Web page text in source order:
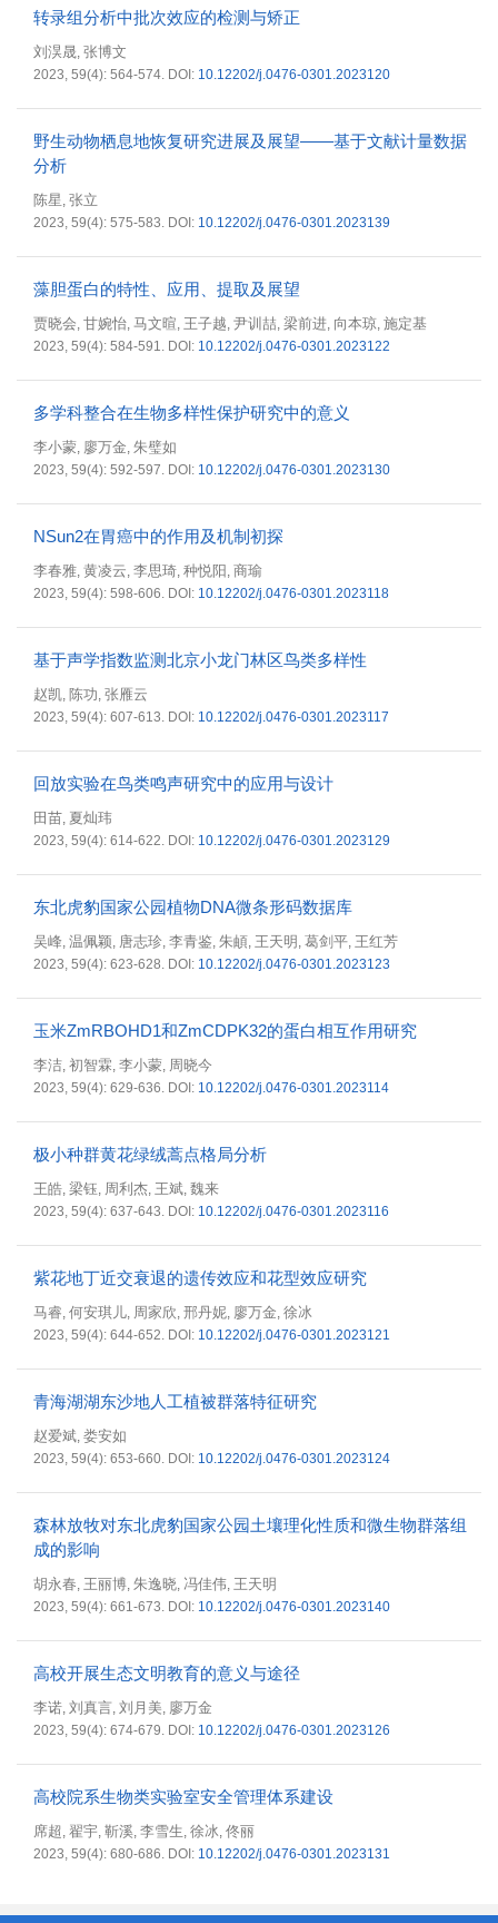
转录组分析中批次效应的检测与矫正
刘淏晟, 张博文
2023, 59(4): 564-574. DOI: 10.12202/j.0476-0301.2023120
野生动物栖息地恢复研究进展及展望——基于文献计量数据
分析
陈星 , 张立
2023, 59(4): 575-583. DOI: 10.12202/j.0476-0301.2023139
藻胆蛋白的特性、应用、提取及展望
贾晓会, 甘婉怡, 马文暄, 王子越, 尹训喆, 梁前进, 向本琼, 施定基
2023, 59(4): 584-591. DOI: 10.12202/j.0476-0301.2023122
多学科整合在生物多样性保护研究中的意义
李小蒙, 廖万金, 朱璧如
2023, 59(4): 592-597. DOI: 10.12202/j.0476-0301.2023130
NSun2在胃癌中的作用及机制初探
李春雅, 黄凌云, 李思琦, 种悦阳 , 商瑜
2023, 59(4): 598-606. DOI: 10.12202/j.0476-0301.2023118
基于声学指数监测北京小龙门林区鸟类多样性
赵凯, 陈功, 张雁云
2023, 59(4): 607-613. DOI: 10.12202/j.0476-0301.2023117
回放实验在鸟类鸣声研究中的应用与设计
田苗, 夏灿玮
2023, 59(4): 614-622. DOI: 10.12202/j.0476-0301.2023129
东北虎豹国家公园植物DNA微条形码数据库
吴峰, 温佩颖, 唐志珍, 李青鉴, 朱頔, 王天明 , 葛剑平, 王红芳
2023, 59(4): 623-628. DOI: 10.12202/j.0476-0301.2023123
玉米ZmRBOHD1和ZmCDPK32的蛋白相互作用研究
李洁, 初智霖, 李小蒙, 周晓今
2023, 59(4): 629-636. DOI: 10.12202/j.0476-0301.2023114
极小种群黄花绿绒蒿点格局分析
王皓, 梁钰, 周利杰, 王斌, 魏来
2023, 59(4): 637-643. DOI: 10.12202/j.0476-0301.2023116
紫花地丁近交衰退的遗传效应和花型效应研究
马睿, 何安琪儿, 周家欣, 邢丹妮, 廖万金, 徐冰
2023, 59(4): 644-652. DOI: 10.12202/j.0476-0301.2023121
青海湖湖东沙地人工植被群落特征研究
赵爱斌, 娄安如
2023, 59(4): 653-660. DOI: 10.12202/j.0476-0301.2023124
森林放牧对东北虎豹国家公园土壤理化性质和微生物群落组
成的影响
胡永春, 王丽博, 朱逸晓, 冯佳伟, 王天明
2023, 59(4): 661-673. DOI: 10.12202/j.0476-0301.2023140
高校开展生态文明教育的意义与途径
李诺, 刘真言, 刘月美, 廖万金
2023, 59(4): 674-679. DOI: 10.12202/j.0476-0301.2023126
高校院系生物类实验室安全管理体系建设
席超, 翟宇, 靳溪, 李雪生, 徐冰, 佟丽
2023, 59(4): 680-686. DOI: 10.12202/j.0476-0301.2023131